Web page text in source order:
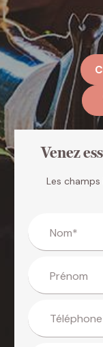
Venez
Les
Nom*
Prénom